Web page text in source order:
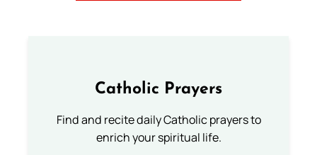
Catholic Prayers
Find and recite daily Catholic prayers to
enrich your spiritual life.